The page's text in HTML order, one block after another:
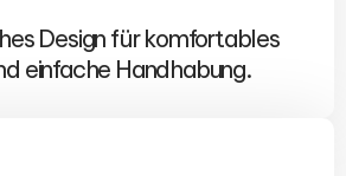
Design für komfortables
einfache Handhabung.